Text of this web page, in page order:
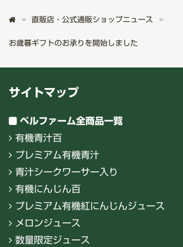
直販店・公式通販ショップニュース
お歳暮ギフトのお承りを開始しました
サイトマップ
ベルファーム全商品一覧
有機青汁百
プレミアム有機青汁
青汁シークワーサー入り
有機にんじん百
プレミアム有機紅にんじんジュース
メロンジュース
数量限定ジュース